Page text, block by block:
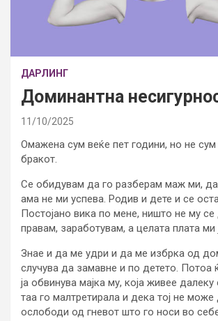
ДАРЛИНГ
Доминантна
11/10/2025
Омажена сум веќе пет години, но не сум
бракот.
Се обидувам да го разберам маж ми,
ама не ми успева. Родив и дете и се
Постојано вика по мене, ништо не му
правам, заработувам, а целата плата ми
Знае и да ме удри и да ме избрка од
случува да замавне и по детето. Потоа
ја обвинува мајка му, која живее
таа го малтретирала и дека тој не може
ослободи од гневот што го носи во